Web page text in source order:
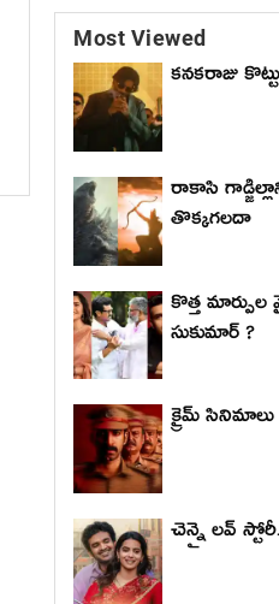
Most Viewed
కనకరాజు
రాకాసి
తొక్కగలదా
కొత్త మార్పుల
సుకుమార్ ?
క్రైమ్
చెన్నై లవ్